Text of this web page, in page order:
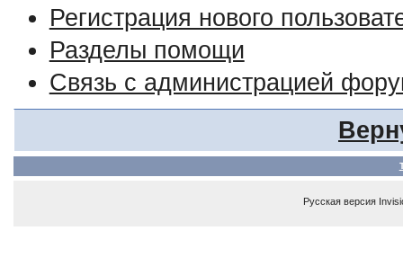
Регистрация нового
Разделы помощи
Связь с администрацией
Русская версия